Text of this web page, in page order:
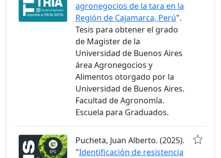
agronegocios de la tara en la
Región de Cajamarca, Perú".
Tesis para obtener el grado
de Magister de la
Universidad de Buenos Aires
área Agronegocios y
Alimentos otorgado por la
Universidad de Buenos Aires.
Facultad de Agronomía.
Escuela para Graduados.
Pucheta, Juan Alberto. (2025).
"Identificación de resistencia